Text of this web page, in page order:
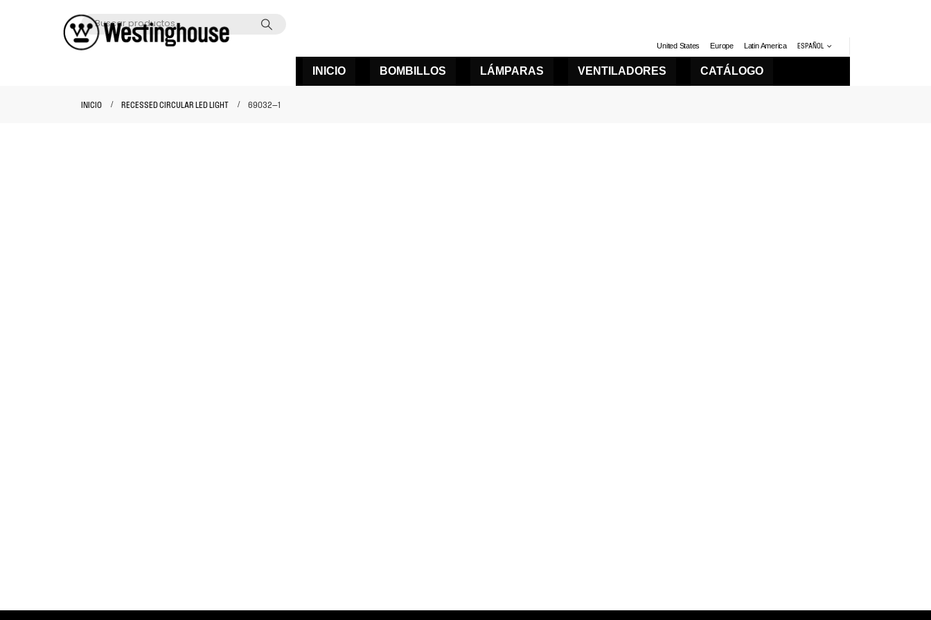
United States Europe Latin America ESPAÑOL
INICIO BOMBILLOS LÁMPARAS VENTILADORES CATÁLOGO
INICIO RECESSED CIRCULAR LED LIGHT 69032—1